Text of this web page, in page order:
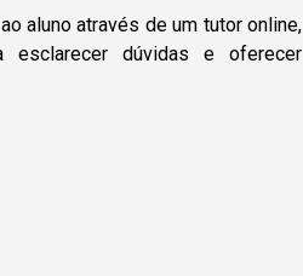
aluno através de um tutor online,
esclarecer dúvidas e oferecer